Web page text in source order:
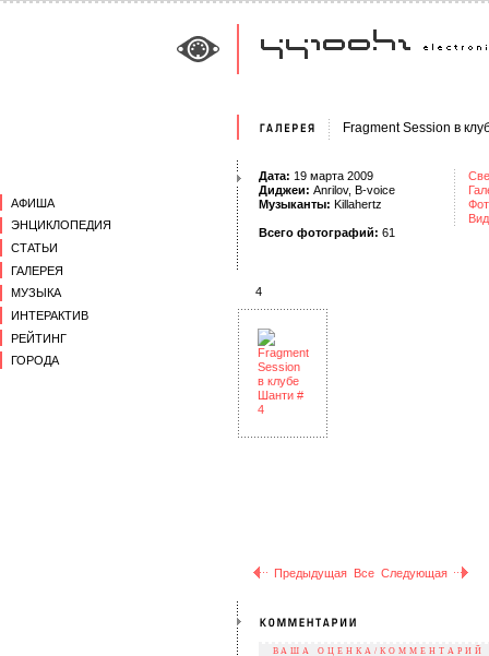
АФИША
ЭНЦИКЛОПЕДИЯ
СТАТЬИ
ГАЛЕРЕЯ
МУЗЫКА
ИНТЕРАКТИВ
РЕЙТИНГ
ГОРОДА
Fragment Session в
Дата: 19 марта 2009
Диджеи: Anrilov, B-voice
Музыканты: Killahertz
Всего фотографий: 61
4
Предыдущая Все Следующая
ВАША ОЦЕНКА/КОММЕНТАРИЙ